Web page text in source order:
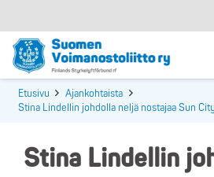
Etusivu
Ajankohtaista
Stina Lindellin johdolla neljä nostajaa Sun
Stina Lindellin